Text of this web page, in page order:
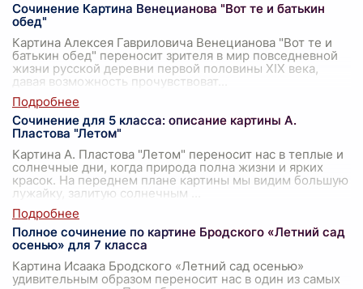
Сочинение Картина Венецианова "Вот те и батькин
обед"
Картина Алексея Гавриловича Венецианова "Вот те и
батькин обед" переносит зрителя в мир повседневной
жизни русской деревни первой половины XIX века,
давая возможность прочувствоват
Сочинение для 5 класса: описание картины А.
Пластова "Летом"
Картина А. Пластова "Летом" переносит нас в теплые и
солнечные дни, когда природа полна жизни и ярких
красок. На переднем плане картины мы видим большую
лужайку, залитую солнечным
Полное сочинение по картине Бродского «Летний сад
осенью» для 7 класса
Картина Исаака Бродского «Летний сад осенью»
удивительным образом переносит нас в один из самых